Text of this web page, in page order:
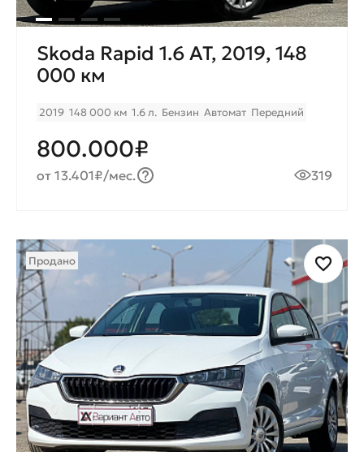
Skoda Rapid 1.6 AT, 2019, 148
000 км
2019 148 000 км 1.6 л. Бензин Автомат Передний
800.000₽
от 13.401₽/мес. 319
Продано